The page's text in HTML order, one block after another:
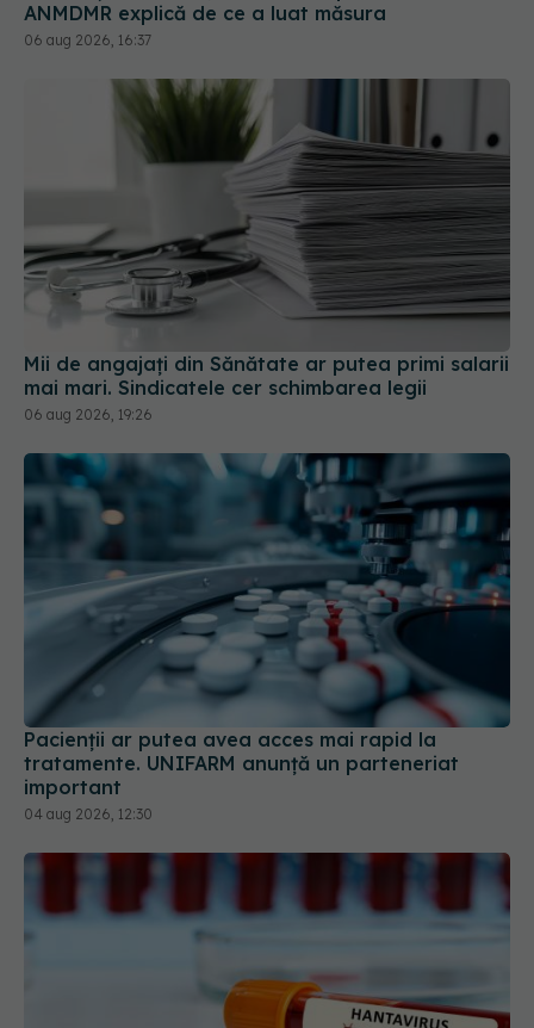
Mii de angajați din Sănătate ar putea primi salarii
mai mari. Sindicatele cer schimbarea legii
06 aug 2026, 19:26
Pacienții ar putea avea acces mai rapid la
tratamente. UNIFARM anunță un parteneriat
important
04 aug 2026, 12:30